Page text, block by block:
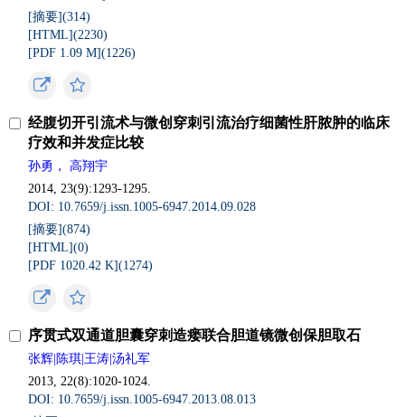
[摘要](314)
[HTML](2230)
[PDF 1.09 M](1226)
经腹切开引流术与微创穿刺引流治疗细菌性肝脓肿的临床
疗效和并发症比较
孙勇， 高翔宇
2014, 23(9):1293-1295.
DOI: 10.7659/j.issn.1005-6947.2014.09.028
[摘要](874)
[HTML](0)
[PDF 1020.42 K](1274)
序贯式双通道胆囊穿刺造瘘联合胆道镜微创保胆取石
张辉|陈琪|王涛|汤礼军
2013, 22(8):1020-1024.
DOI: 10.7659/j.issn.1005-6947.2013.08.013